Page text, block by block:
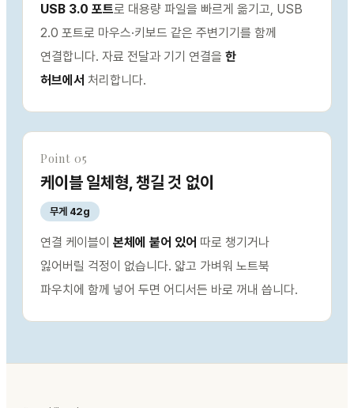
USB 3.0 포트로 대용량 파일을 빠르게 옮기고, USB
2.0 포트로 마우스·키보드 같은 주변기기를 함께
연결합니다. 자료 전달과 기기 연결을 한
허브에서 처리합니다.
Point 05
케이블 일체형, 챙길 것 없이
무게 42g
연결 케이블이 본체에 붙어 있어 따로 챙기거나
잃어버릴 걱정이 없습니다. 얇고 가벼워 노트북
파우치에 함께 넣어 두면 어디서든 바로 꺼내 씁니다.